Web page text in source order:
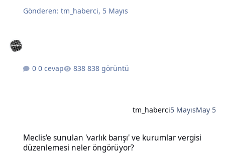
Gönderen:tm_haberci, 5 Mayıs
0 cevap 838 görüntü
tm_haberci5 MayısMay 5
Meclis'e sunulan 'varlık barışı' ve kurumlar vergisi
düzenlemesi neler öngörüyor?